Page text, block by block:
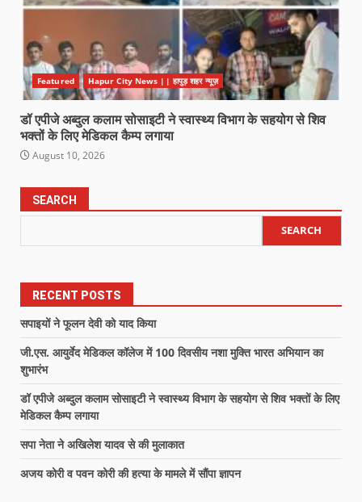
Featured Hapur City News || हापुड़ शहर न्यूज़
डॉ एपीजे अब्दुल कलाम सोसाइटी ने स्वास्थ्य विभाग के सहयोग से शिव
भक्तों के लिए मेडिकल कैम्प लगाया
August 10, 2026
SEARCH
SEARCH
RECENT POSTS
सपाइयों ने फूलन देवी को याद किया
जी.एस. आयुर्वेद मेडिकल कॉलेज में 100 दिवसीय नशा मुक्ति भारत अभियान का
शुभारंभ
डॉ एपीजे अब्दुल कलाम सोसाइटी ने स्वास्थ्य विभाग के सहयोग से शिव भक्तों के लिए
मेडिकल कैम्प लगाया
सपा नेता ने अखिलेश यादव से की मुलाकात
अजय कोरी व पवन कोरी की हत्या के मामले में सौंपा ज्ञापन